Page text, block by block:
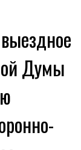
Думы